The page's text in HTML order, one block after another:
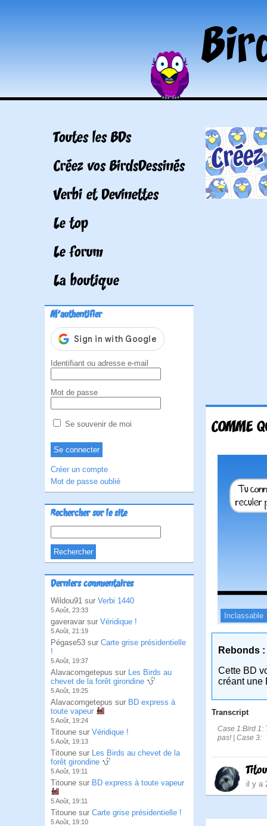
Toutes les BDs
Créez vos BirdsDessinés
Verbi et Devinettes
Le top
Le forum
La boutique
M'authentifier
Identifiant ou adresse e-mail
Mot de passe
Se souvenir de moi
Créer un compte
Mot de passe oublié
Rechercher sur le site
Derniers commentaires
Wildou91 sur Verbi 1440
5 Août, 23:33
gaveravar sur Véridique !
5 Août, 21:19
Pégase53 sur Carte grise présidentielle
!
5 Août, 19:37
Alavacomgetepus sur Les Birds au
chevet de la forêt girondine
5 Août, 19:25
Alavacomgetepus sur BD express à
toute vapeur
5 Août, 19:24
Titoune sur Véridique !
5 Août, 19:13
Titoune sur Les Birds au chevet de la
forêt girondine
5 Août, 19:11
Titoune sur BD express à toute vapeur
5 Août, 19:11
Titoune sur Carte grise présidentielle !
5 Août, 19:10
COMME
Inclassable
Rebonds :
Cette BD
créant une
Transcript
Case 1:Bird 1:
pas! | Case 3:
il y a